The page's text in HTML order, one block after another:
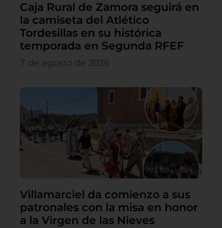
Caja Rural de Zamora seguirá en
la camiseta del Atlético
Tordesillas en su histórica
temporada en Segunda RFEF
7 de agosto de 2026
Villamarciel da comienzo a sus
patronales con la misa en honor
a la Virgen de las Nieves